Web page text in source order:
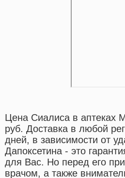
Цена Сиалиса в аптеках
руб. Доставка в любой
дней, в зависимости от
Дапоксетина - это
для Вас. Но перед его
врачом, а также